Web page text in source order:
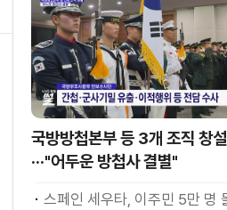
국방방첩본부 등 3개 조직 창설
···"어두운 방첩사 결별"